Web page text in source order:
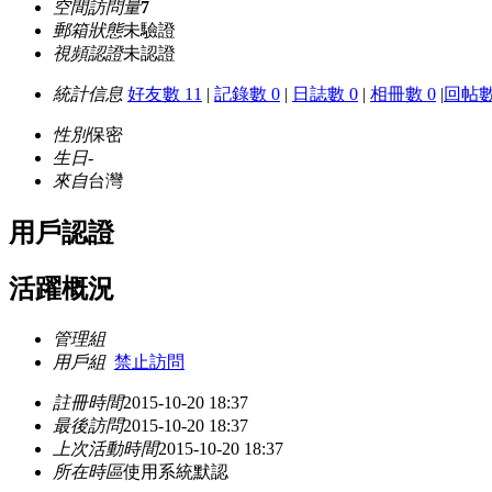
空間訪問量7
郵箱狀態未驗證
視頻認證未認證
統計信息 好友數 11 | 記錄數 0 | 日誌數 0 | 相冊數 0 |回帖
性別保密
生日-
來自台灣
用戶認證
活躍概況
管理組
用戶組 禁止訪問
註冊時間2015-10-20 18:37
最後訪問2015-10-20 18:37
上次活動時間2015-10-20 18:37
所在時區使用系統默認